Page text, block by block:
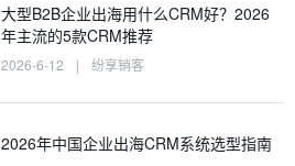
大型B2B企业出海用什么CRM好？2026
年主流的5款CRM推荐
2026-6-12 | 纷享销客
2026年中国企业出海CRM系统选型指南